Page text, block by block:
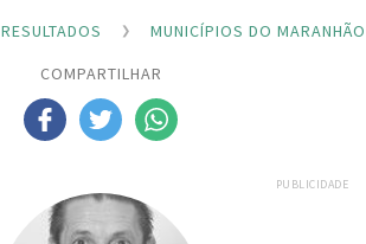
RESULTADOS
MUNICÍPIOS DO MARANHÃO
COMPARTILHAR
PUBLICIDADE